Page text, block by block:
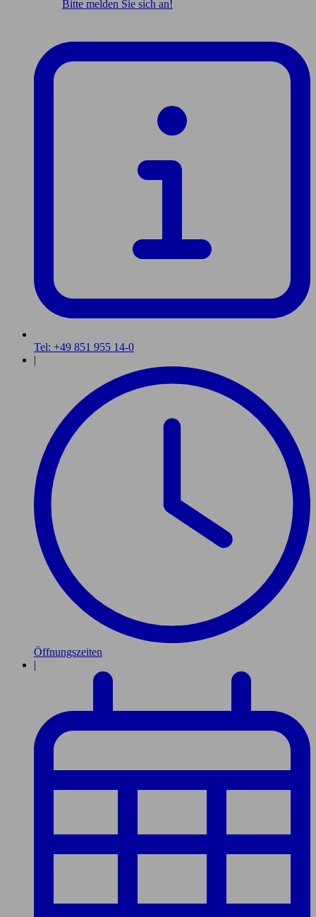
Bitte melden Sie sich an!
Tel: +49 851 955 14-0
|
Öffnungszeiten
|